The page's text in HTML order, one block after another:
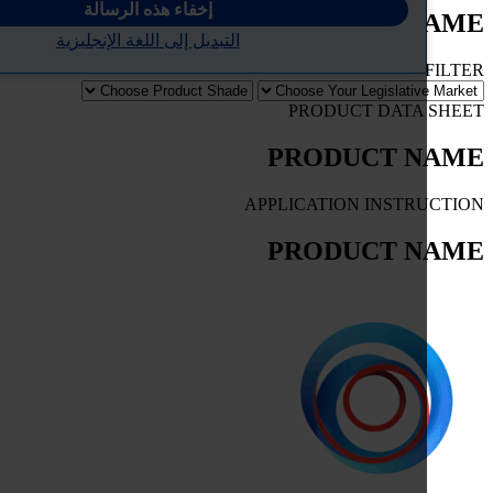
إخفاء هذه الرسالة
التبديل إلى اللغة الإنجليزية
PRODUCT
PRODUCT DATA
PRODUCT
APPLICATION
PRODUCT